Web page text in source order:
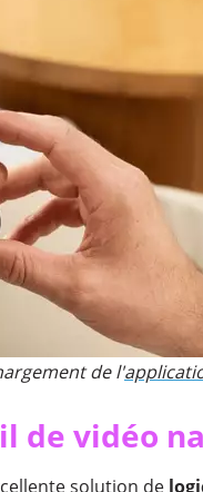
de l'
de vidéo
solution de